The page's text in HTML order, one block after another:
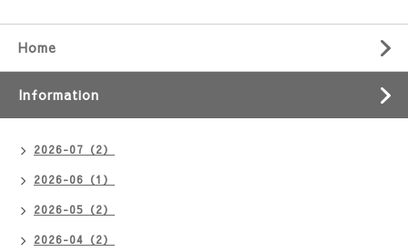
Home
Information
2026-07（2）
2026-06（1）
2026-05（2）
2026-04（2）